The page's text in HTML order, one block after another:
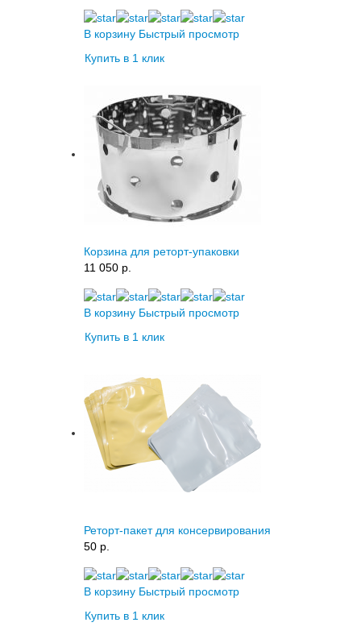
В корзину Быстрый просмотр
Купить в 1 клик
Корзина для реторт-упаковки
11 050 p.
В корзину Быстрый просмотр
Купить в 1 клик
Реторт-пакет для консервирования
50 p.
В корзину Быстрый просмотр
Купить в 1 клик